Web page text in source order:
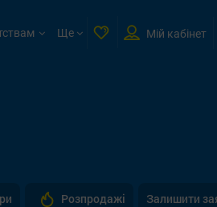
Ще Мій кабінет
Розпродажі Залишити